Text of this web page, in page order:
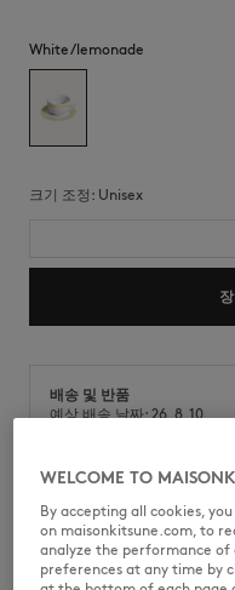
White/lemonade
크기 조정: unisex
배송 및 반품
예상 배송 날짜: 26. 8. 10.
포세린 커피 컵. 앞면에 카페키
니다.
WELCOME TO
By accepting all cookies,
on maisonkitsune.com, to
analyze the performance of
preferences at any time by